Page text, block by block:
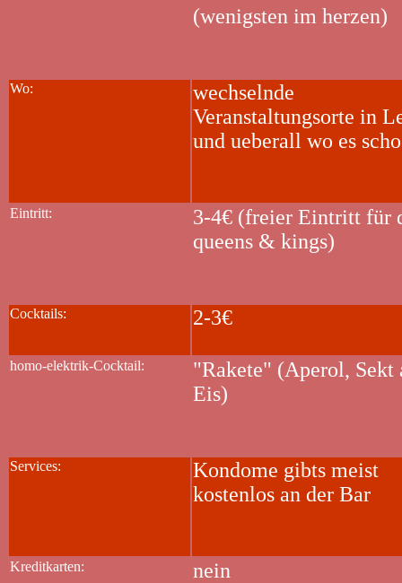
(wenigsten im herzen)
Wo:
wechselnde
Veranstaltungsorte in
und ueberall wo es
Eintritt:
3-4€ (freier Eintritt für
queens & kings)
Cocktails: 2-3€
homo-elektrik-Cocktail:
"Rakete" (Aperol, Sekt
Eis)
Services:
Kondome gibts meist
kostenlos an der Bar
Kreditkarten: nein